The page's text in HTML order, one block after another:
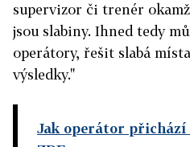
supervizor či trenér
jsou slabiny. Ihned tedy
operátory, řešit slabá
výsledky."
Jak operátor přichází